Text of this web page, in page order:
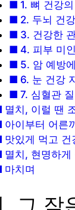
1. 뼈 건강
2. 두뇌 건
3. 건강한
4. 피부 미
5. 암 예방
6. 눈 건강
7. 심혈관
멸치, 이럴 땐
아이부터 어른
맛있게 먹고 건
멸치, 현명하게
마치며
, 그 작